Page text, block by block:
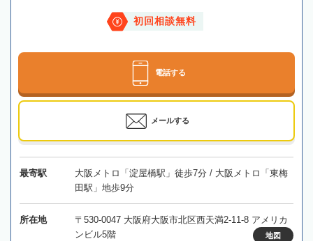
初回相談無料
電話する
メールする
最寄駅
大阪メトロ「淀屋橋駅」徒歩7分 / 大阪メトロ「東梅
田駅」地歩9分
所在地
〒530-0047 大阪府大阪市北区西天満2-11-8 アメリカ
ンビル5階
地図